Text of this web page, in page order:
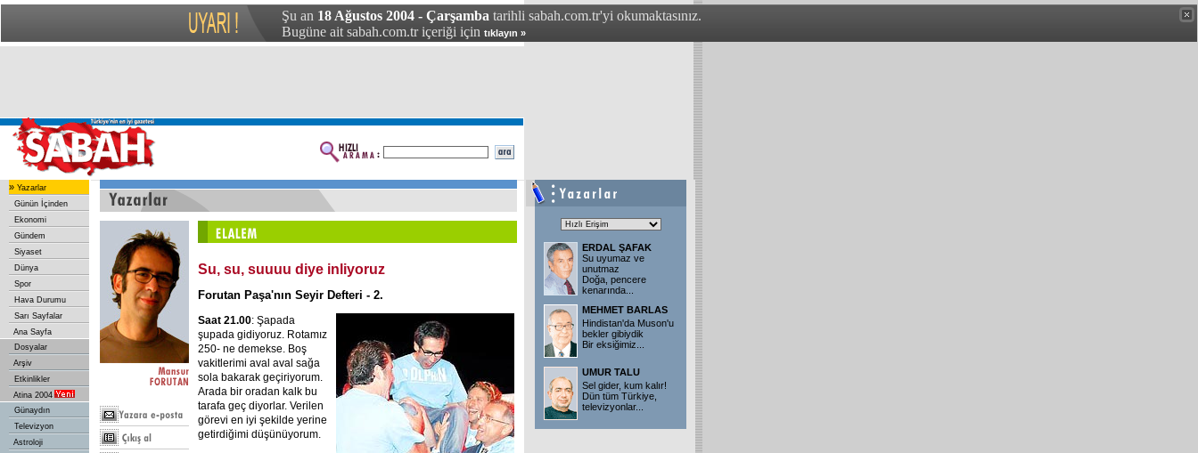
Şu an 18 Ağustos 2004 - Çarşamba tarihli sabah.com.tr'yi okumaktasınız.
Bugüne ait sabah.com.tr içeriği için tıklayın »
» Yazarlar
Günün İçinden
Ekonomi
Gündem
Siyaset
Dünya
Spor
Hava Durumu
Sarı Sayfalar
Ana Sayfa
Dosyalar
Arşiv
Etkinlikler
Atina 2004
Günaydın
Televizyon
Astroloji
Su, su, suuuu diye inliyoruz
Forutan Paşa'nın Seyir Defteri - 2.
Saat 21.00: Şapada
şupada gidiyoruz. Rotamız
250- ne demekse. Boş
vakitlerimi aval aval sağa
sola bakarak geçiriyorum.
Arada bir oradan kalk bu
tarafa geç diyorlar. Verilen
görevi en iyi şekilde yerine
getirdiğimi düşünüyorum.
ERDAL ŞAFAK
Su uyumaz ve
unutmaz
Doğa, pencere
kenarında
MEHMET BARLAS
Hindistan'da Muson'u
bekler gibiydik
Bir eksiğimiz
UMUR TALU
Sel gider, kum kalır!
Dün tüm Türkiye,
televizyonlar...